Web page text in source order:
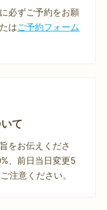
必ずご予約をお願
はご予約フォーム
て
をお伝えくださ
、前日当日変更5
注意ください。